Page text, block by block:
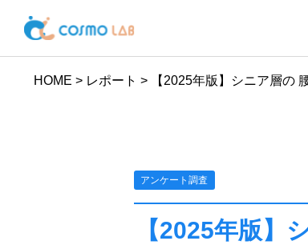
HOME > レポート > 【2025年版】シニア層の
アンケート調査
【2025年版】